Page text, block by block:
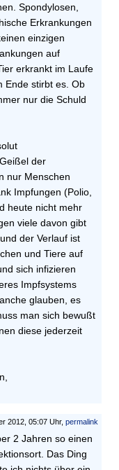
Spondylosen,
Erkrankungen
einzigen
auf
erkrankt im Laufe
Ende stirbt es. Ob
nur die Schuld
der
nur Menschen
Impfungen (Polio,
heute nicht mehr
viele davon gibt
der Verlauf ist
und Tiere auf
sich infizieren
Impfsystems
glauben, es
man sich bewußt
diese jederzeit
2012, 05:07 Uhr, permalink
2 Jahren so einen
Das Ding